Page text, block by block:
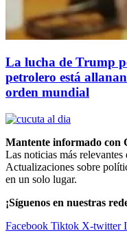
La lucha de Trump
petrolero está
orden mundial
Mantente informado con
Las noticias más
Actualizaciones sobre
en un solo lugar.
¡Síguenos en nuestras
Facebook Tiktok X-twitter